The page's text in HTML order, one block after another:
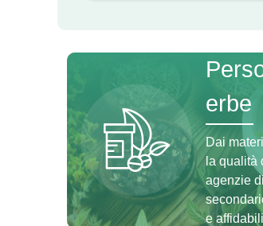
erbe
Dai
la qualità
agenzie
e